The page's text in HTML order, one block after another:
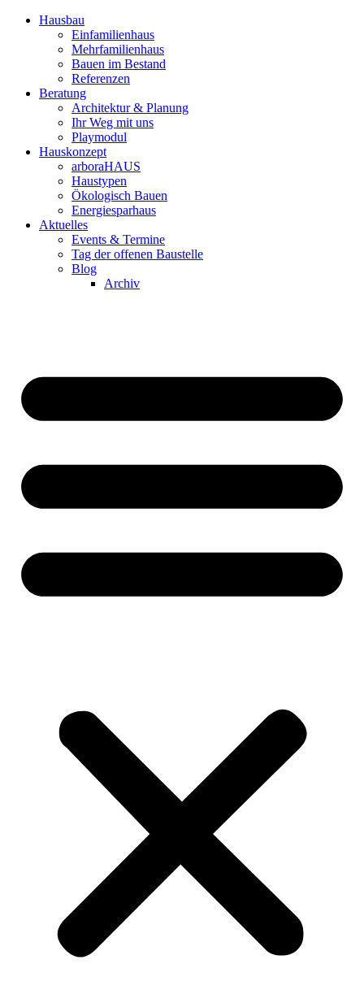
Hausbau
Einfamilienhaus
Mehrfamilienhaus
Bauen im Bestand
Referenzen
Beratung
Architektur & Planung
Ihr Weg mit uns
Playmodul
Hauskonzept
arboraHAUS
Haustypen
Ökologisch Bauen
Energiesparhaus
Aktuelles
Events & Termine
Tag der offenen Baustelle
Blog
Archiv